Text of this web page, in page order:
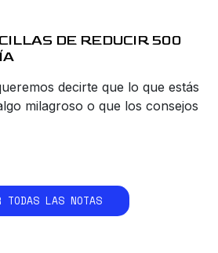
DE REDUCIR 500
decirte que lo que estás
milagroso o que los consejos
TODAS LAS NOTAS